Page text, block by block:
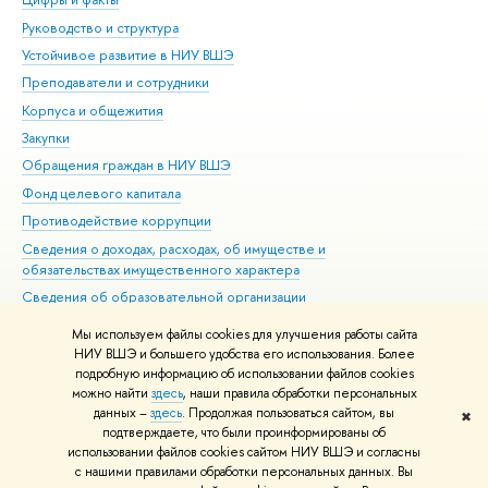
Мы используем файлы cookies для улучшения работы сайта
НИУ ВШЭ и большего удобства его использования. Более
подробную информацию об использовании файлов cookies
можно найти здесь, наши правила обработки персональных
данных –здесь. Продолжая пользоваться сайтом, вы
подтверждаете, что были проинформированы об
использовании файлов cookies сайтом НИУ ВШЭ и согласны
с нашими правилами обработки персональных данных. Вы
✖
Руководство и структура
Устойчивое развитие в НИУ ВШЭ
Преподаватели и сотрудники
Корпуса и общежития
Закупки
Обращения граждан в НИУ ВШЭ
Фонд целевого капитала
Противодействие коррупции
Сведения о доходах, расходах, об имуществе и
обязательствах имущественного характера
Сведения об образовательной организации
Людям с ограниченными возможностями здоровья
Единая платежная страница
Работа в Вышке
© НИУ ВШЭ 1993–2026 Адреса и контакты Условия использования
материалов Политика конфиденциальности Карта сайта